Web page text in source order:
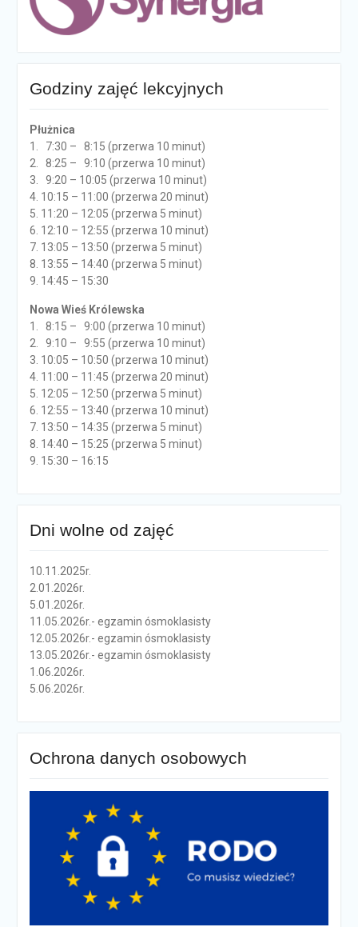
Godziny zajęć lekcyjnych
Płużnica
1. 7:30 – 8:15 (przerwa 10 minut)
2. 8:25 – 9:10 (przerwa 10 minut)
3. 9:20 – 10:05 (przerwa 10 minut)
4. 10:15 – 11:00 (przerwa 20 minut)
5. 11:20 – 12:05 (przerwa 5 minut)
6. 12:10 – 12:55 (przerwa 10 minut)
7. 13:05 – 13:50 (przerwa 5 minut)
8. 13:55 – 14:40 (przerwa 5 minut)
9. 14:45 – 15:30
Nowa Wieś Królewska
1. 8:15 – 9:00 (przerwa 10 minut)
2. 9:10 – 9:55 (przerwa 10 minut)
3. 10:05 – 10:50 (przerwa 10 minut)
4. 11:00 – 11:45 (przerwa 20 minut)
5. 12:05 – 12:50 (przerwa 5 minut)
6. 12:55 – 13:40 (przerwa 10 minut)
7. 13:50 – 14:35 (przerwa 5 minut)
8. 14:40 – 15:25 (przerwa 5 minut)
9. 15:30 – 16:15
Dni wolne od zajęć
10.11.2025r.
2.01.2026r.
5.01.2026r.
11.05.2026r.- egzamin ósmoklasisty
12.05.2026r.- egzamin ósmoklasisty
13.05.2026r.- egzamin ósmoklasisty
1.06.2026r.
5.06.2026r.
Ochrona danych osobowych